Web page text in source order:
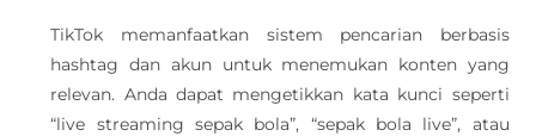
TikTok memanfaatkan sistem pencarian berbasis
hashtag dan akun untuk menemukan konten yang
relevan. Anda dapat mengetikkan kata kunci seperti
“live streaming sepak bola”, “sepak bola live”, atau